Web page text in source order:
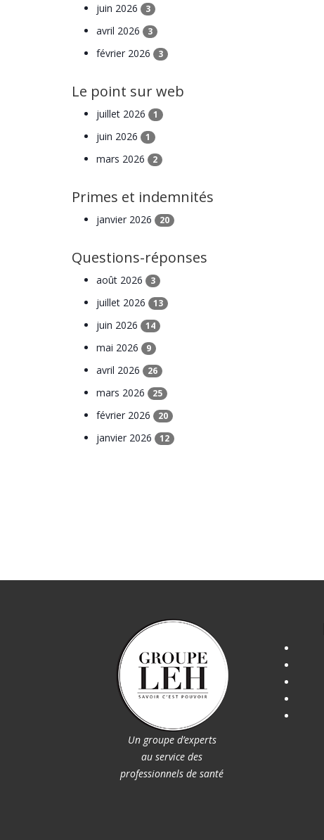
juin 2026 3
avril 2026 3
février 2026 3
Le point sur web
juillet 2026 1
juin 2026 1
mars 2026 2
Primes et indemnités
janvier 2026 20
Questions-réponses
août 2026 3
juillet 2026 13
juin 2026 14
mai 2026 9
avril 2026 26
mars 2026 25
février 2026 20
janvier 2026 12
Un groupe d’experts
au service des
professionnels de santé